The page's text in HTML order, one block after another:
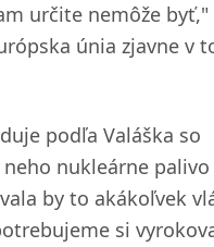
určite nemôže byť,"
únia zjavne v
podľa Valáška so
nukleárne palivo
by to akákoľvek
si